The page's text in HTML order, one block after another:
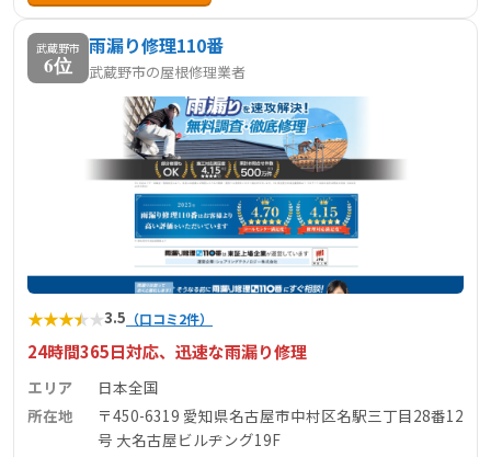
武蔵野市
6位
雨漏り修理110番
武蔵野市の屋根修理業者
★★★★★3.5 （口コミ2件）
24時間365日対応、迅速な雨漏り修理
エリア
日本全国
所在地
〒450-6319 愛知県名古屋市中村区名駅三丁目28番12
号 大名古屋ビルヂング19F